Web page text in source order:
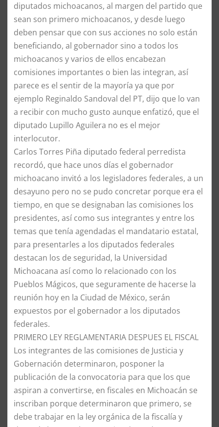
diputados michoacanos, al margen del partido que
sean son primero michoacanos, y desde luego
deben pensar que con sus acciones no solo están
beneficiando, al gobernador sino a todos los
michoacanos y varios de ellos encabezan
comisiones importantes o bien las integran, así
parece es el sentir de la mayoría ya que por
ejemplo Reginaldo Sandoval del PT, dijo que lo van
a recibir con mucho gusto aunque enfatizó, que el
diputado Lupillo Aguilera no es el mejor
interlocutor.
Carlos Torres Piña diputado federal perredista
recordó, que hace unos días el gobernador
michoacano invitó a los legisladores federales, a un
desayuno pero no se pudo concretar porque era el
tiempo, en que se designaban las comisiones los
presidentes, así como sus integrantes y entre los
temas que tenía agendadas el mandatario estatal,
para presentarles a los diputados federales
destacan los de seguridad, la Universidad
Michoacana así como lo relacionado con los
Pueblos Mágicos, que seguramente de hacerse la
reunión hoy en la Ciudad de México, serán
expuestos por el gobernador a los diputados
federales.
PRIMERO LEY REGLAMENTARIA DESPUES EL FISCAL
Los integrantes de las comisiones de Justicia y
Gobernación determinaron, posponer la
publicación de la convocatoria para que los que
aspiran a convertirse, en fiscales en Michoacán se
inscriban porque determinaron que primero, se
debe trabajar en la ley orgánica de la fiscalía y